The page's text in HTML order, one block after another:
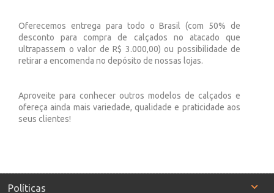
Oferecemos entrega para todo o Brasil (com 50% de
desconto para compra de calçados no atacado que
ultrapassem o valor de R$ 3.000,00) ou possibilidade de
retirar a encomenda no depósito de nossas lojas.
Aproveite para conhecer outros modelos de calçados e
ofereça ainda mais variedade, qualidade e praticidade aos
seus clientes!
Políticas